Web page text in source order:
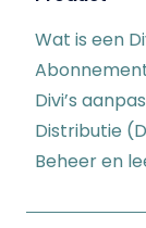
Wat is een
Divi’s
Distributie
Beheer en